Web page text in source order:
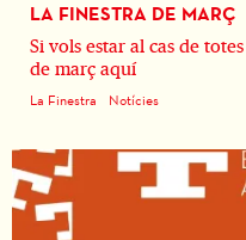
LA FINESTRA DE MARÇ
Si vols estar al cas de
de març aquí
La Finestra Notícies